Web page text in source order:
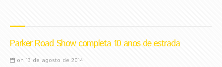
Parker Road Show completa 10 anos de estrada
on 13 de agosto de 2014